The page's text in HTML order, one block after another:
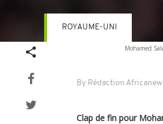
Mohamed
By Rédaction
ROYAUME-UNI
Clap de fin pour